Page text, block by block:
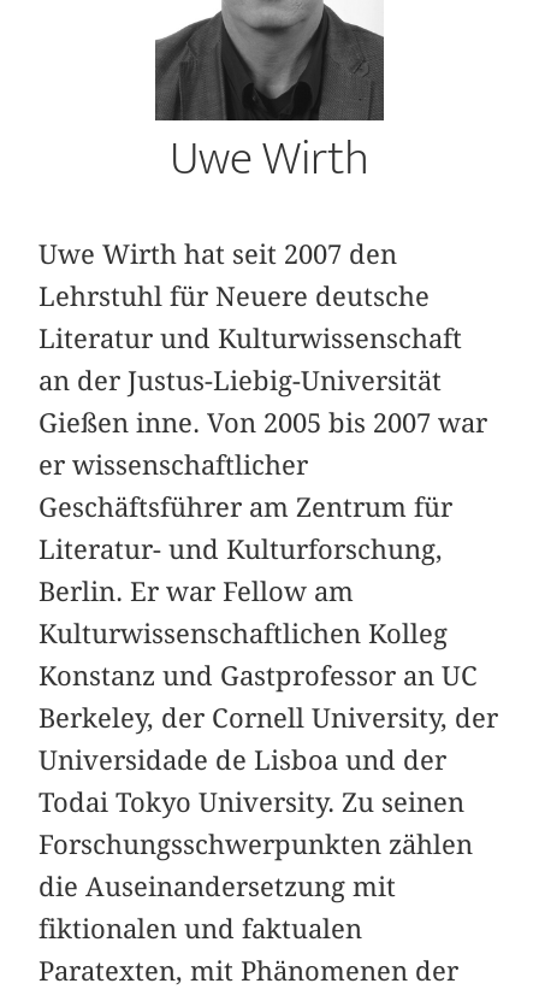
Uwe Wirth
Uwe Wirth hat seit 2007 den
Lehrstuhl für Neuere deutsche
Literatur und Kulturwissenschaft
an der Justus-Liebig-Universität
Gießen inne. Von 2005 bis 2007 war
er wissenschaftlicher
Geschäftsführer am Zentrum für
Literatur- und Kulturforschung,
Berlin. Er war Fellow am
Kulturwissenschaftlichen Kolleg
Konstanz und Gastprofessor an UC
Berkeley, der Cornell University, der
Universidade de Lisboa und der
Todai Tokyo University. Zu seinen
Forschungsschwerpunkten zählen
die Auseinandersetzung mit
fiktionalen und faktualen
Paratexten, mit Phänomenen der